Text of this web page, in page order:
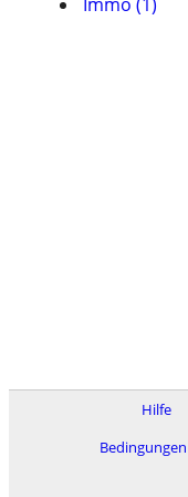
Hilfe
Bedingungen